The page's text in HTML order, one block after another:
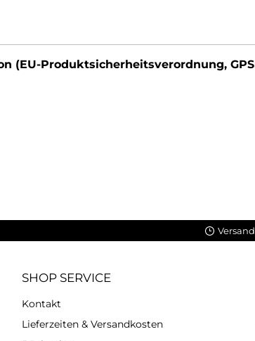
(EU-Produktsicherheitsverordnung,
SHOP SERVICE
Kontakt
Lieferzeiten & Versandkosten